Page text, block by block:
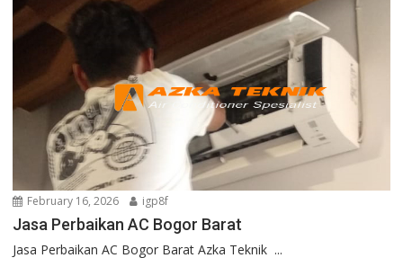
February 16, 2026 igp8f
Jasa Perbaikan AC Bogor Barat
Jasa Perbaikan AC Bogor Barat Azka Teknik ...